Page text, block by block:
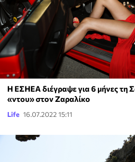
Η ΕΣΗΕΑ διέγραψε για 6 μήνες τη
«ντου» στον Ζαραλίκο
Life 16.07.2022 15:11